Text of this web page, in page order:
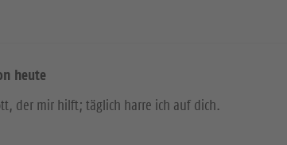
heute
der mir hilft; täglich harre ich auf dich.